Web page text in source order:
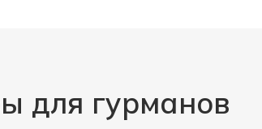
для гурманов